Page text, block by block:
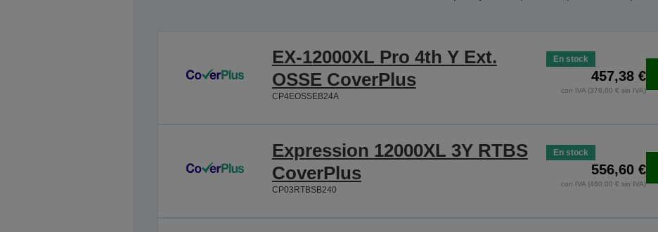
EX-12000XL Pro 4th Y Ext.
OSSE CoverPlus
CP4EOSSEB24A
En stock
457,38 €
con IVA (378,00 € sin IVA)
Expression 12000XL 3Y RTBS
CoverPlus
CP03RTBSB240
En stock
556,60 €
con IVA (460,00 € sin IVA)